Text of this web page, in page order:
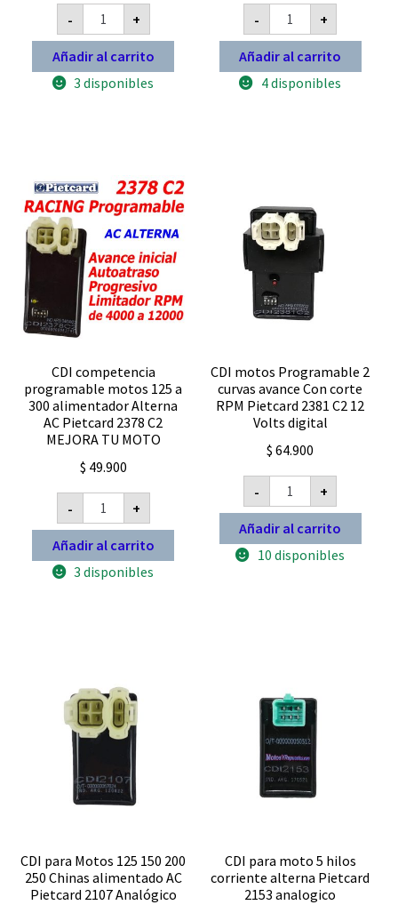
-
CDI
para
motos
de
competición
corte
RPM
volts
digital
cantidad
+
Añadir al carrito
3 disponibles
-
Cdi
Competicion
Honda
Storm
XR
125
150
volts
digital
cantidad
+
Añadir al carrito
4 disponibles
CDI competencia
programable motos 125 a
300 alimentador Alterna
AC Pietcard 2378 C2
MEJORA TU MOTO
$ 49.900
-
CDI
competencia
programable
motos
125
a
300
MEJORA
TU
MOTO
cantidad
+
Añadir al carrito
3 disponibles
CDI motos Programable 2
curvas avance Con corte
RPM Pietcard 2381 C2 12
Volts digital
$ 64.900
-
CDI
motos
Programable
2
curvas
avance
Con
cantidad
+
Añadir al carrito
10 disponibles
CDI para Motos 125 150 200
250 Chinas alimentado AC
Pietcard 2107 Analógico
CDI para moto 5 hilos
corriente alterna Pietcard
2153 analogico